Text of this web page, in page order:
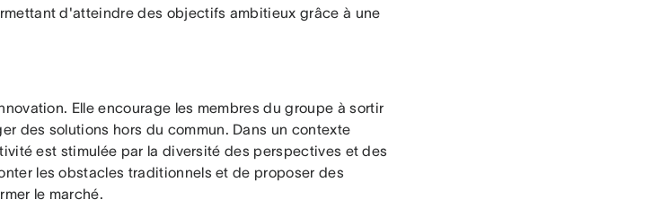
d'atteindre des objectifs ambitieux grâce à une
Elle encourage les membres du groupe à sortir
des solutions hors du commun. Dans un contexte
est stimulée par la diversité des perspectives et des
les obstacles traditionnels et de proposer des
le marché.